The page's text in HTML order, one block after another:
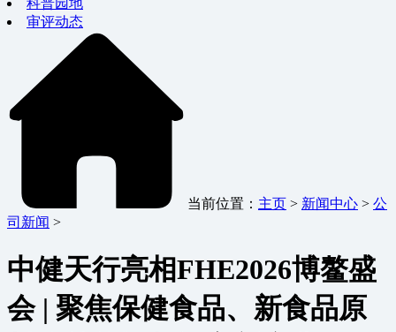
科普园地
审评动态
当前位置： 主页 > 新闻中心 > 公
司新闻 >
中健天行亮相FHE2026博鳌盛
会 | 聚焦保健食品、新食品原